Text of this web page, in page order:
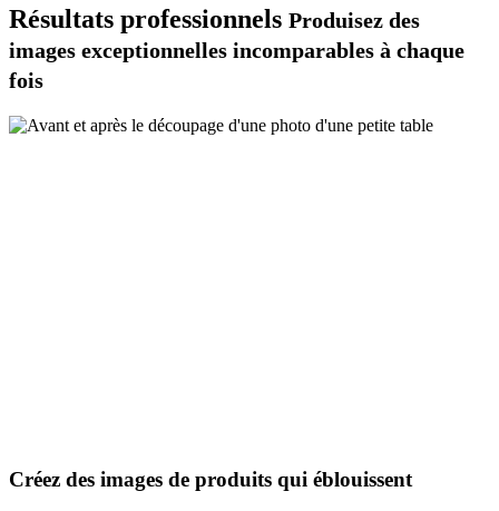
Résultats professionnels Produisez des
images exceptionnelles incomparables à chaque
fois
Créez des images de produits qui éblouissent